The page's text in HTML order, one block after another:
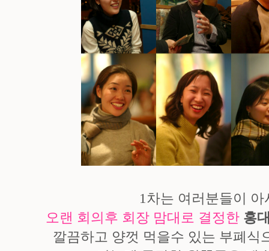
1차는 여러분들이 아
오랜 회의후 회장 맘대로 결정한 홍
깔끔하고 양껏 먹을수 있는 부폐식